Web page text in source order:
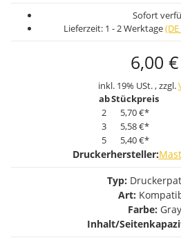
Sofort
Lieferzeit: 1 - 2 Werktage
6,00 €
inkl. 19% USt. , zzgl.
abStückpreis
2
5,70 €*
3
5,58 €*
5
5,40 €*
Druckerhersteller:
Typ:
Art:
Farbe: Gray
Inhalt/